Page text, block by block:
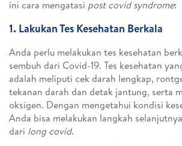
ini cara mengatasi post covid syndrome:
1. Lakukan Tes Kesehatan Berkala
Anda perlu melakukan tes kesehatan
sembuh dari Covid-19. Tes kesehatan
adalah meliputi cek darah lengkap,
tekanan darah dan detak jantung, serta
oksigen. Dengan mengetahui kondisi
Anda bisa melakukan langkah
dari long covid.